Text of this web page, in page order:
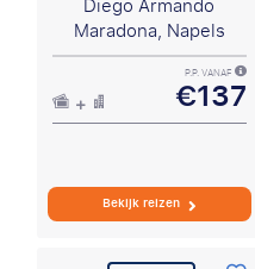
Maradona, Napels
P.P. VANAF
€137
Bekijk reizen